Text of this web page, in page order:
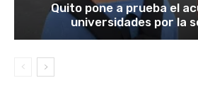
Quito pone a prueba el
universidades por la